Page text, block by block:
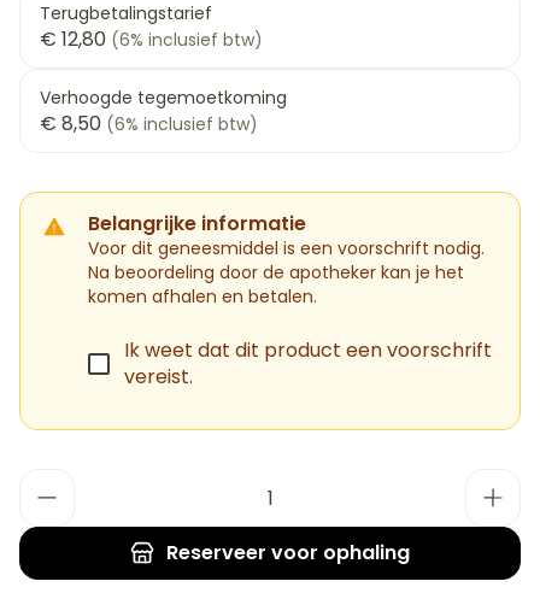
Terugbetalingstarief
€ 12,80 (6% inclusief btw)
Verhoogde tegemoetkoming
€ 8,50 (6% inclusief btw)
Belangrijke informatie
Voor dit geneesmiddel is een voorschrift nodig.
Na beoordeling door de apotheker kan je het
komen afhalen en betalen.
Ik weet dat dit product een voorschrift
vereist.
Reserveer voor ophaling